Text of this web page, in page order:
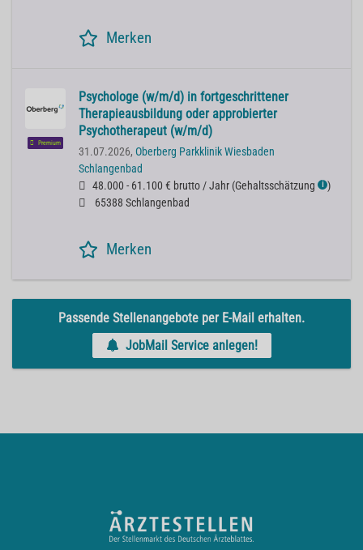
Merken
Premium
Psychologe (w/m/d) in fortgeschrittener
Therapieausbildung oder approbierter
Psychotherapeut (w/m/d)
31.07.2026, Oberberg Parkklinik Wiesbaden
Schlangenbad
48.000 - 61.100 € brutto / Jahr (Gehaltsschätzung ℹ )
65388 Schlangenbad
Merken
Passende Stellenangebote per E-Mail erhalten.
JobMail Service anlegen!